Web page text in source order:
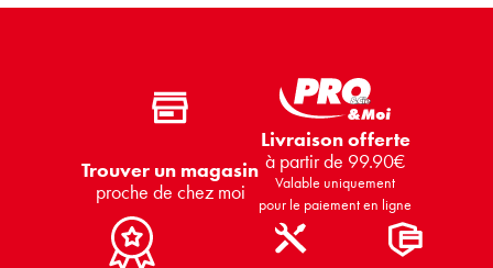
Trouver un magasin
proche de chez moi
Livraison offerte
à partir de 99.90€
Valable uniquement
pour le paiement en ligne